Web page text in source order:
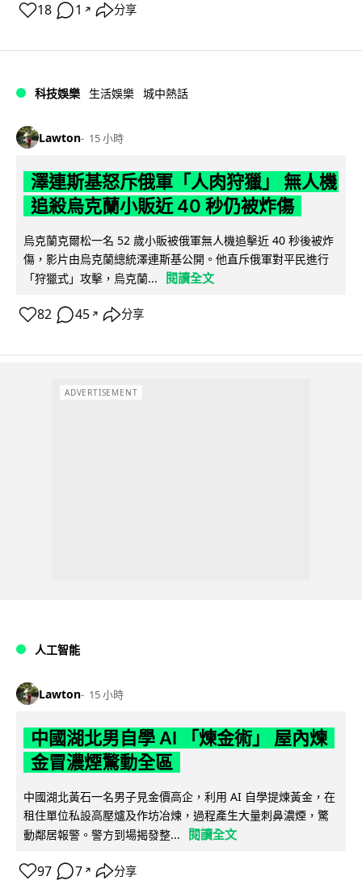
18 1 ↗ 分享
科技娛樂 生活娛樂 城中熱話
Lawton 15 小時
澤連斯基怒斥俄軍「人肉狩獵」 無人機
追殺烏克蘭小販近 40 秒仍被炸傷
烏克蘭克爾松一名 52 歲小販被俄軍無人機追擊近 40 秒後被炸
傷，影片由烏克蘭總統澤連斯基公開。他直斥俄軍對平民進行
「狩獵式」攻擊，烏克蘭...
閱讀全文
82 45 ↗ 分享
ADVERTISEMENT
人工智能
Lawton 15 小時
中國湖北男自學 AI 「煉金術」 屋內煉
金冒濃煙驚動全區
中國湖北黃石一名男子見金價高企，利用 AI 自學提煉黃金，在
租住單位私設高壓爐及作坊冶煉，過程產生大量刺鼻濃煙，驚
動鄰居報警。警方到場揭發整...
閱讀全文
97 7 ↗ 分享